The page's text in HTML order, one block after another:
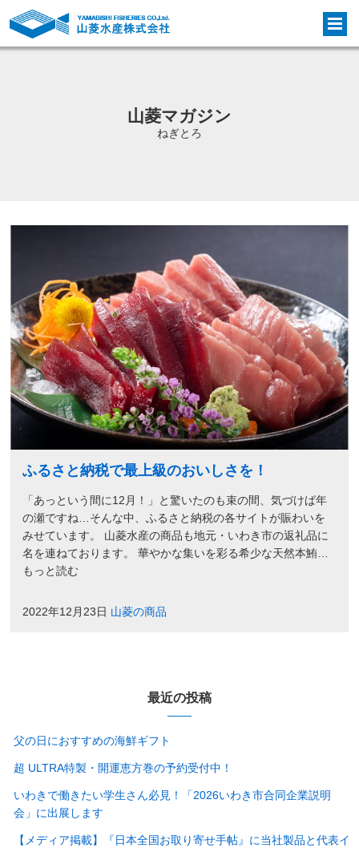
山菱マガジン
ねぎとろ
ふるさと納税で最上級のおいしさを！
「あっという間に12月！」と驚いたのも束の間、気づけば年
の瀬ですね…そんな中、ふるさと納税の各サイトが賑わいを
みせています。 山菱水産の商品も地元・いわき市の返礼品に
名を連ねております。 華やかな集いを彩る希少な天然本鮪…
もっと読む
2022年12月23日 山菱の商品
最近の投稿
父の日におすすめの海鮮ギフト
超 ULTRA特製・開運恵方巻の予約受付中！
いわきで働きたい学生さん必見！「2026いわき市合同企業説明
会」に出展します
【メディア掲載】『日本全国お取り寄せ手帖』に当社製品と代表イ